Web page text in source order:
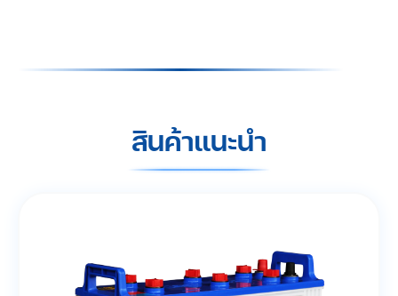
สินค้าแนะนำ